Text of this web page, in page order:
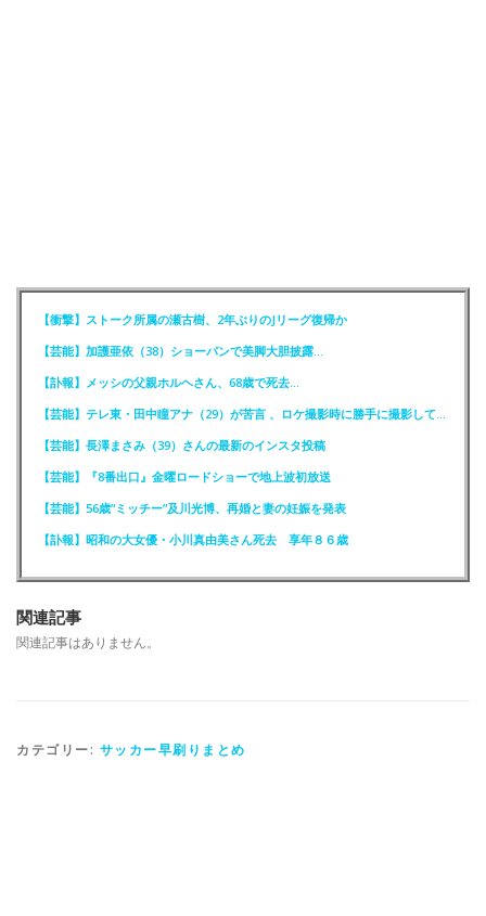
【衝撃】ストーク所属の瀬古樹、2年ぶりのJリーグ復帰か
【芸能】加護亜依（38）ショーパンで美脚大胆披露…
【訃報】メッシの父親ホルヘさん、68歳で死去…
【芸能】長澤まさみ（39）さんの最新のインスタ投稿
【芸能】『8番出口』金曜ロードショーで地上波初放送
【芸能】56歳“ミッチー”及川光博、再婚と妻の妊娠を発表
【訃報】昭和の大女優・小川真由美さん死去 享年８６歳
関連記事
関連記事はありません。
カテゴリー: サッカー早刷りまとめ